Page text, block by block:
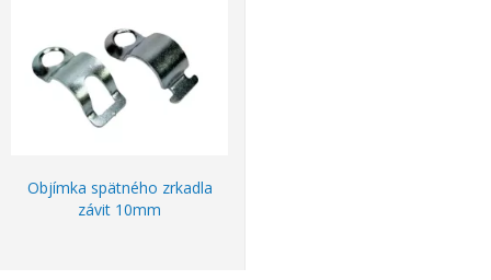
Objímka spätného zrkadla
závit 10mm